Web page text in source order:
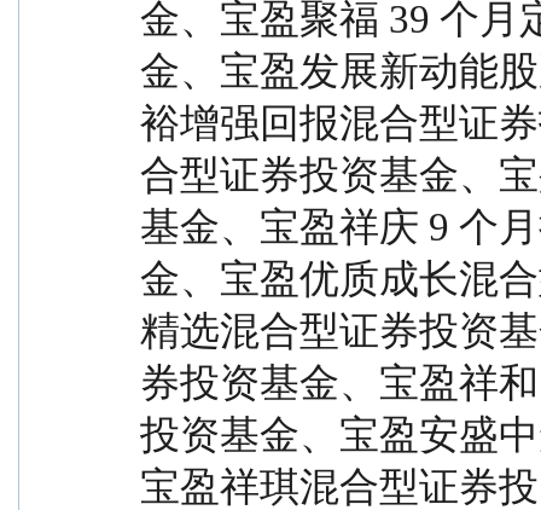
金、宝盈聚福 39 个月
金、宝盈发展新动能
裕增强回报混合型证
合型证券投资基金、
基金、宝盈祥庆 9 个
金、宝盈优质成长混
精选混合型证券投资
券投资基金、宝盈祥
投资基金、宝盈安盛
宝盈祥琪混合型证券